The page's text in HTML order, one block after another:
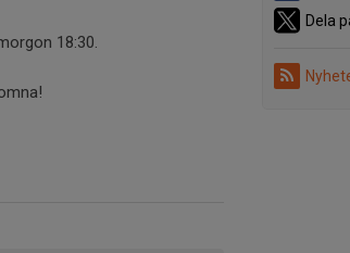
Dela
18:30.